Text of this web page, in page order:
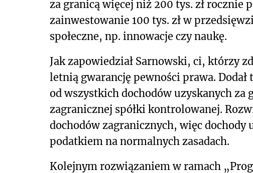
za granicą więcej niż 200 tys. zł rocznie
zainwestowanie 100 tys. zł w
społeczne, np. innowacje czy naukę.
Jak zapowiedział Sarnowski, ci, którzy
letnią gwarancję pewności prawa. Dodał
od wszystkich dochodów uzyskanych za
zagranicznej spółki kontrolowanej.
dochodów zagranicznych, więc dochody
podatkiem na normalnych zasadach.
Kolejnym rozwiązaniem w ramach